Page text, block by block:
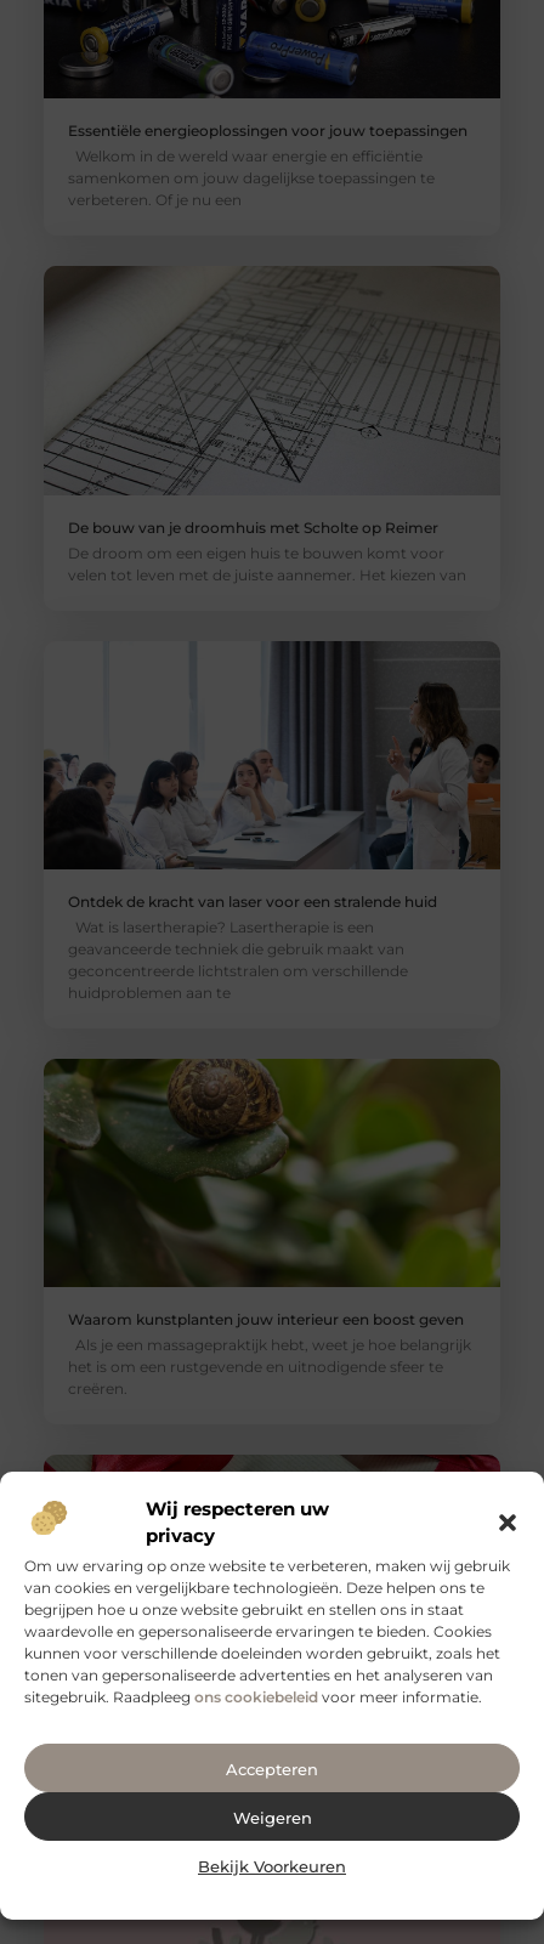
Wij respecteren uw
privacy
Om uw ervaring op onze website te verbeteren, maken wij gebruik
van cookies en vergelijkbare technologieën. Deze helpen ons te
begrijpen hoe u onze website gebruikt en stellen ons in staat
waardevolle en gepersonaliseerde ervaringen te bieden. Cookies
kunnen voor verschillende doeleinden worden gebruikt, zoals het
tonen van gepersonaliseerde advertenties en het analyseren van
sitegebruik. Raadpleeg ons cookiebeleid voor meer informatie.
Accepteren
Weigeren
Bekijk Voorkeuren
Essentiële energieoplossingen voor jouw toepassingen
Welkom in de wereld waar energie en efficiëntie
samenkomen om jouw dagelijkse toepassingen te
verbeteren. Of je nu een
De bouw van je droomhuis met Scholte op Reimer
De droom om een eigen huis te bouwen komt voor
velen tot leven met de juiste aannemer. Het kiezen van
Ontdek de kracht van laser voor een stralende huid
Wat is lasertherapie? Lasertherapie is een
geavanceerde techniek die gebruik maakt van
geconcentreerde lichtstralen om verschillende
huidproblemen aan te
Waarom kunstplanten jouw interieur een boost geven
Als je een massagepraktijk hebt, weet je hoe belangrijk
het is om een rustgevende en uitnodigende sfeer te
creëren.
Of je nu een bedrijf runt of gewoon op zoek bent naar
de perfecte verpakking voor je persoonlijke spullen,